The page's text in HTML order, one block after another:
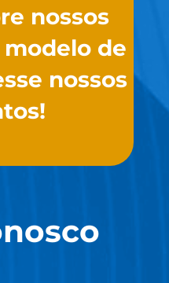
nossos
de
nossos